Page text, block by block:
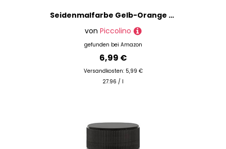
Seidenmalfarbe Gelb-Orange 250ml - Seidenfarbe Piccolino Textil Color - Textilfarbe Seide
von Piccolino
gefunden bei Amazon
6,99 €
Versandkosten: 5,99 €
27.96 / l